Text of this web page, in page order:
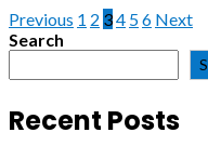
Previous 1 2 34 56 Next
Search
Recent Posts